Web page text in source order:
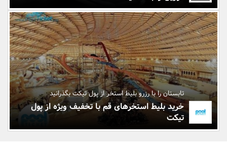
تابستان را با رزرو بلیط استخر از پول تیکت بگذرانید
خرید بلیط استخرهای قم با تخفیف ویژه از پول
تیکت